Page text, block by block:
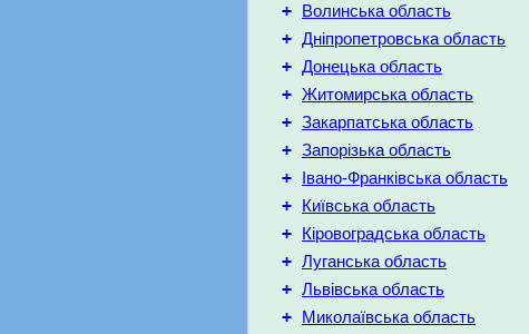
+ Волинська область
+ Дніпропетровська область
+ Донецька область
+ Житомирська область
+ Закарпатська область
+ Запорізька область
+ Івано-Франківська область
+ Київська область
+ Кіровоградська область
+ Луганська область
+ Львівська область
+ Миколаївська область